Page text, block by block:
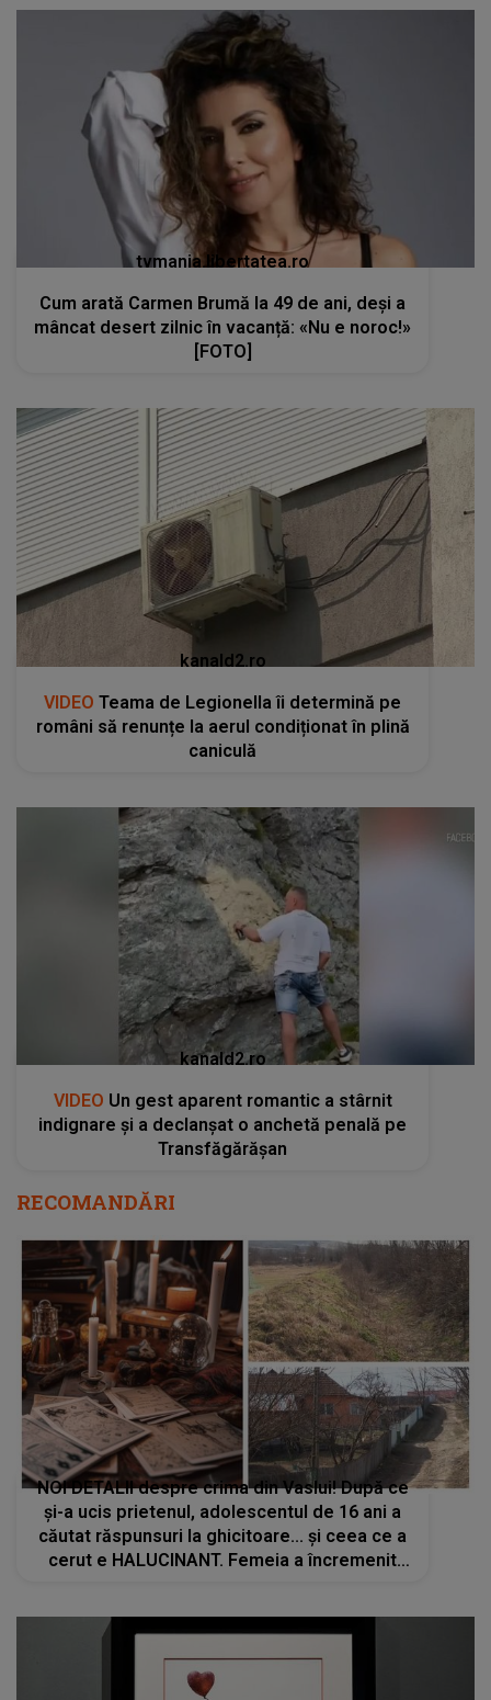
tvmania.libertatea.ro
Cum arată Carmen Brumă la 49 de ani, deși a
mâncat desert zilnic în vacanță: «Nu e noroc!»
[FOTO]
kanald2.ro
VIDEO Teama de Legionella îi determină pe
români să renunțe la aerul condiționat în plină
caniculă
kanald2.ro
VIDEO Un gest aparent romantic a stârnit
indignare și a declanșat o anchetă penală pe
Transfăgărășan
RECOMANDĂRI
NOI DETALII despre crima din Vaslui! După ce
și-a ucis prietenul, adolescentul de 16 ani a
căutat răspunsuri la ghicitoare... și ceea ce a
cerut e HALUCINANT. Femeia a încremenit